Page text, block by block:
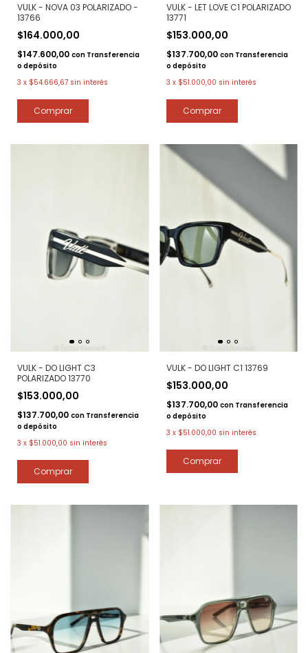
VULK - NOVA 03 POLARIZADO -
13766
$164.000,00
$147.600,00 con Transferencia
o depósito
3 x $54.666,67 sin interés
VULK - LET LOVE C1 POLARIZADO
13771
$153.000,00
$137.700,00 con Transferencia
o depósito
3 x $51.000,00 sin interés
VULK - DO LIGHT C3
POLARIZADO 13770
$153.000,00
$137.700,00 con Transferencia
o depósito
3 x $51.000,00 sin interés
VULK - DO LIGHT C1 13769
$153.000,00
$137.700,00 con Transferencia
o depósito
3 x $51.000,00 sin interés